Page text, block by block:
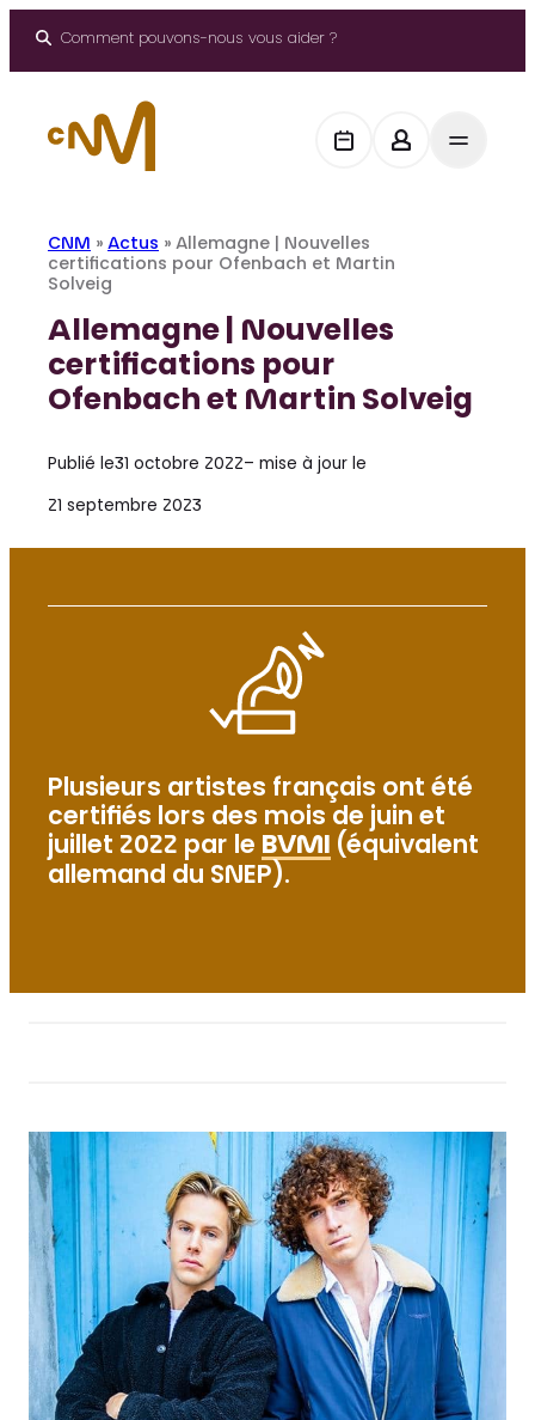
Comment pouvons-nous vous aider ?
CNM » Actus » Allemagne | Nouvelles
certifications pour Ofenbach et Martin
Solveig
Allemagne | Nouvelles
certifications pour
Ofenbach et Martin Solveig
Publié le31 octobre 2022– mise à jour le
21 septembre 2023
Plusieurs artistes français ont été
certifiés lors des mois de juin et
juillet 2022 par le BVMI (équivalent
allemand du SNEP).